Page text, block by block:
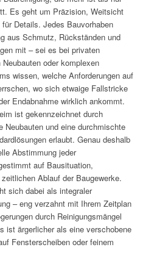
Es geht um Präzision, Weitsicht
Details. Jedes Bauvorhaben
aus Schmutz, Rückständen und
mit – sei es bei privaten
oder komplexen
wissen, welche Anforderungen auf
wo sich etwaige Fallstricke
Endabnahme wirklich ankommt.
ist gekennzeichnet durch
Neubauten und eine durchmischte
erlaubt. Genau deshalb
Abstimmung jeder
auf Bausituation,
Ablauf der Baugewerke.
sich dabei als integraler
– eng verzahnt mit Ihrem Zeitplan
durch Reinigungsmängel
ist ärgerlicher als eine verschobene
Fensterscheiben oder feinem